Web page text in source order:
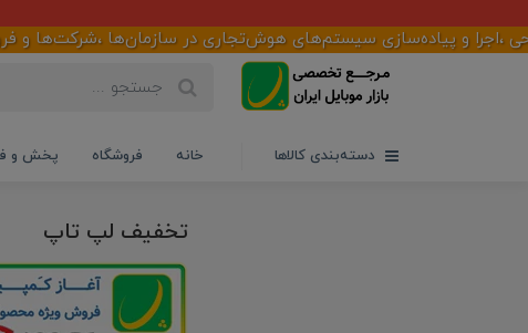
و پیاده‌سازی سیستم‌های هوش‌تجاری در سازمان‌ها ،شرکت‌ها و
دسته‌بندی کالاها خانه فروشگاه پخش و
تخفیف لپ تاپ